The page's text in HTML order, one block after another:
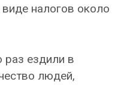
налогов около
раз ездили в
людей,